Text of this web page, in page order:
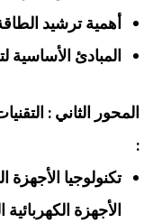
أهمية ترشيد
المبادئ الأساسية
المحور الثاني :
:
تكنولوجيا الأجهزة
الأجهزة الكهربائية